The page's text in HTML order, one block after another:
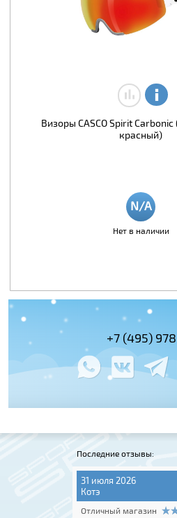
Визоры CASCO Spirit
красный)
Нет в наличии
+7 (495)
Последние отзывы: